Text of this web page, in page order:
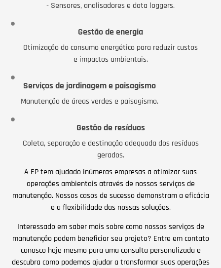
- Sensores, analisadores e data loggers.
Gestão de energia
Otimização do consumo energético para reduzir custos
e impactos ambientais.
Serviços de jardinagem e paisagismo
Manutenção de áreas verdes e paisagismo.
Gestão de resíduos
Coleta, separação e destinação adequada dos resíduos
gerados.
A EP tem ajudado inúmeras empresas a otimizar suas
operações ambientais através de nossos serviços de
manutenção. Nossos casos de sucesso demonstram a eficácia
e a flexibilidade das nossas soluções.
Interessado em saber mais sobre como nossos serviços de
manutenção podem beneficiar seu projeto? Entre em contato
conosco hoje mesmo para uma consulta personalizada e
descubra como podemos ajudar a transformar suas operações